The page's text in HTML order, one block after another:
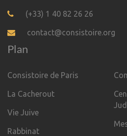
(+33) 1 40 82 26 26
contact@consistoire.org
Plan
Consistoire de Paris
La Cacherout
Vie Juive
Rabbinat